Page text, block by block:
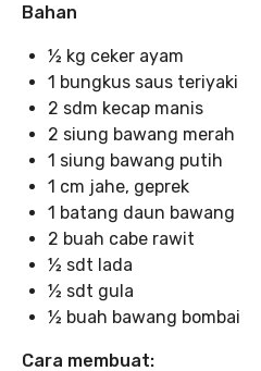
Bahan
½ kg ceker ayam
1 bungkus saus teriyaki
2 sdm kecap manis
2 siung bawang merah
1 siung bawang putih
1 cm jahe, geprek
1 batang daun bawang
2 buah cabe rawit
½ sdt lada
½ sdt gula
½ buah bawang bombai
Cara membuat: